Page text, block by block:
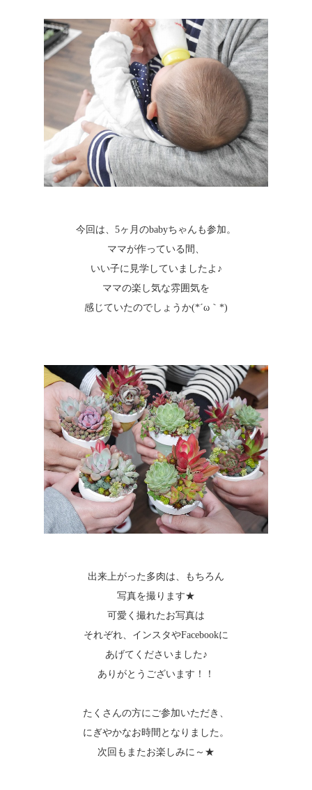
今回は、5ヶ月のbabyちゃんも参加。
ママが作っている間、
いい子に見学していましたよ♪
ママの楽し気な雰囲気を
感じていたのでしょうか(*´ω｀*)
出来上がった多肉は、もちろん
写真を撮ります★
可愛く撮れたお写真は
それぞれ、インスタやFacebookに
あげてくださいました♪
ありがとうございます！！
たくさんの方にご参加いただき、
にぎやかなお時間となりました。
次回もまたお楽しみに～★